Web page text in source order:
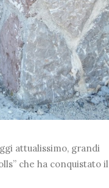
attualissimo, grandi
che ha conquistato il